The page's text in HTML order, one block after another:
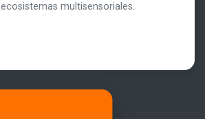
ecosistemas multisensoriales.